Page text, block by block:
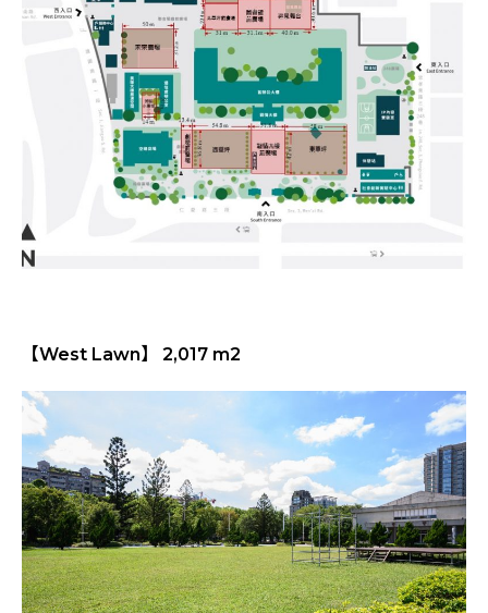
【West Lawn】 2,017 m2